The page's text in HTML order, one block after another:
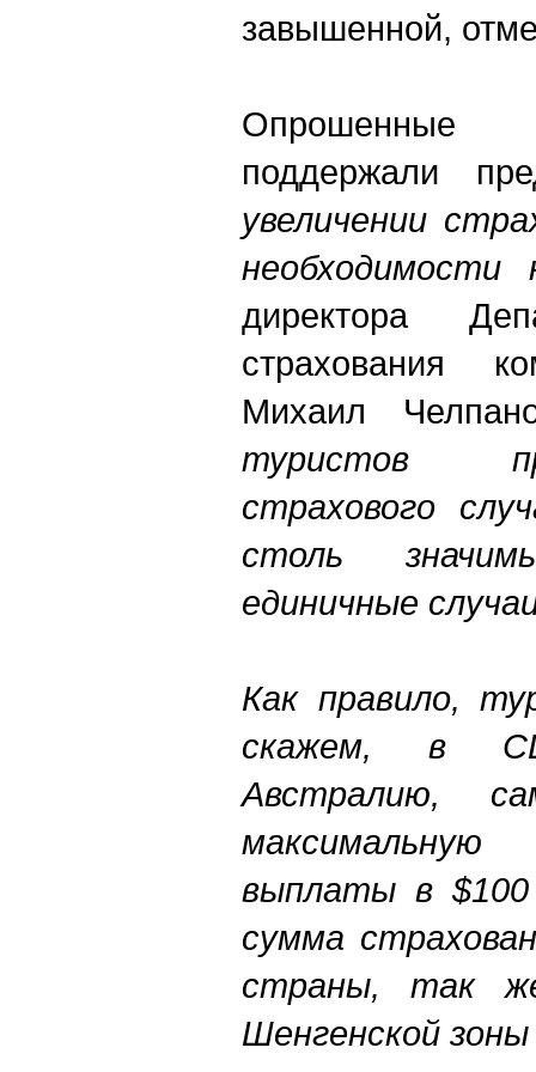
завышенной,
поддержали
увеличении
необходимости
директора
страхования
Михаил
туристов
страхового
столь
единичные
Как правило,
скажем, в
Австралию,
выплаты в
сумма
страны, так
Шенгенской